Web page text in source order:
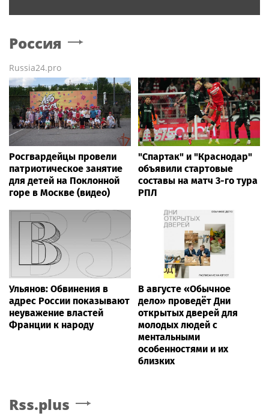
Россия
Russia24.pro
Росгвардейцы провели
патриотическое занятие
для детей на Поклонной
горе в Москве (видео)
"Спартак" и "Краснодар"
объявили стартовые
составы на матч 3-го тура
РПЛ
Ульянов: Обвинения в
адрес России показывают
неуважение властей
Франции к народу
В августе «Обычное
дело» проведёт Дни
открытых дверей для
молодых людей с
ментальными
особенностями и их
близких
Rss.plus